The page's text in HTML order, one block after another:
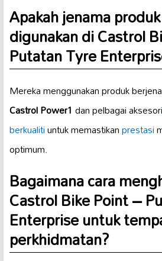
Apakah jenama
digunakan di Castrol
Putatan Tyre
Mereka menggunakan produk
Castrol Power1 dan pelbagai aksesori
berkualitiuntuk memastikanprestasi
optimum.
Bagaimana cara
Castrol Bike Point –
Enterprise untuk
perkhidmatan?